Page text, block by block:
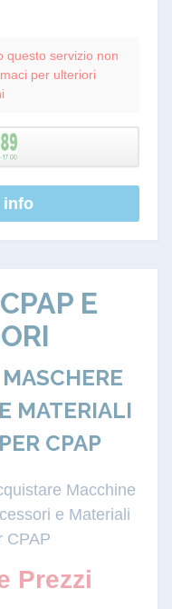
questo servizio non
per ulteriori
info
E
MATERIALI
CPAP
Macchine
e Materiali
CPAP
Prezzi